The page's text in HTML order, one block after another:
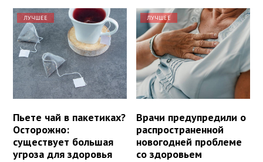
ЛУЧШЕЕ
Пьете чай в пакетиках?
Осторожно:
существует большая
угроза для здоровья
ЛУЧШЕЕ
Врачи предупредили о
распространенной
новогодней проблеме
со здоровьем